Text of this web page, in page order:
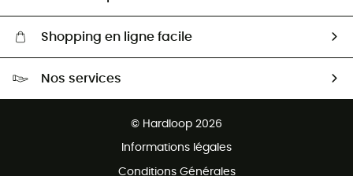
Shopping en ligne facile
Nos services
© Hardloop 2026
Informations légales
Conditions Générales